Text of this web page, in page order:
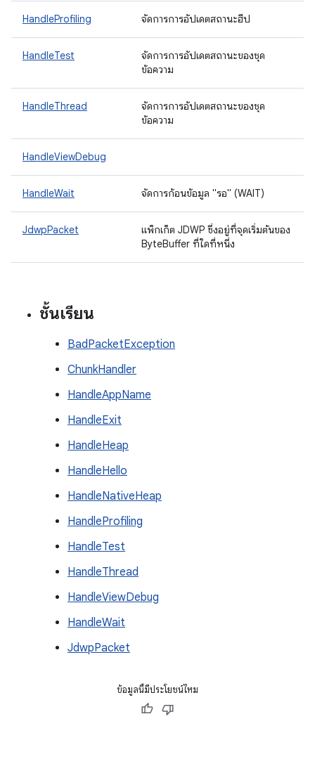
HandleProfiling จัดการการอัปเดตสถานะฮีป
HandleTest
จัดการการอัปเดตสถานะของชุด
ข้อความ
HandleThread
จัดการการอัปเดตสถานะของชุด
ข้อความ
HandleViewDebug
HandleWait จัดการก้อนข้อมูล "รอ" (WAIT)
JdwpPacket
แพ็กเก็ต JDWP ซึ่งอยู่ที่จุดเริ่มต้นของ
ByteBuffer ที่ใดที่หนึ่ง
ชั้นเรียน
BadPacketException
ChunkHandler
HandleAppName
HandleExit
HandleHeap
HandleHello
HandleNativeHeap
HandleProfiling
HandleTest
HandleThread
HandleViewDebug
HandleWait
JdwpPacket
ข้อมูลนี้มีประโยชน์ไหม